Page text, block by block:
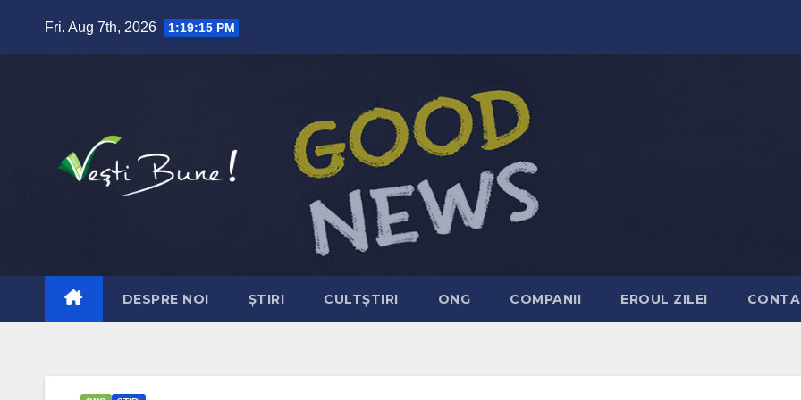
Fri. Aug 7th, 2026
1:19:16 PM
DESPRE NOI ȘTIRI CULTȘTIRI ONG COMPANII EROUL ZILEI